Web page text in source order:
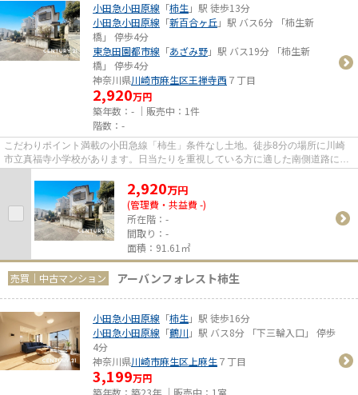
小田急小田原線 「柿生」駅 徒歩13分
小田急小田原線 「新百合ヶ丘」駅 バス6分 「柿生新
橋」 停歩4分
東急田園都市線 「あざみ野」駅 バス19分 「柿生新
橋」 停歩4分
神奈川県川崎市麻生区王禅寺西 ７丁目
2,920万円
築年数：- ｜販売中： 1件
階数：-
こだわりポイント満載の小田急線「柿生」条件なし土地。徒歩8分の場所に川崎
市立真福寺小学校があります。日当たりを重視している方に適した南側道路にな
2,920万円
(管理費・共益費 -)
所在階：-
間取り：-
面積：91.61㎡
売買｜中古マンション アーバンフォレスト柿生
小田急小田原線 「柿生」駅 徒歩16分
小田急小田原線 「鶴川 」駅 バス8分 「下三輪入口」 停歩
4分
神奈川県川崎市麻生区 上麻生７丁目
3,199万円